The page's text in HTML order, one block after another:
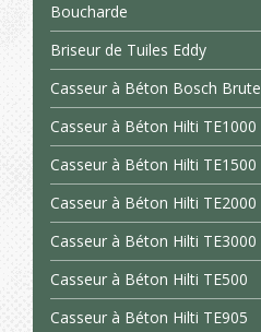
Boucharde
Briseur de Tuiles Eddy
Casseur à Béton Bosch Brute
Casseur à Béton Hilti TE1000
Casseur à Béton Hilti TE1500
Casseur à Béton Hilti TE2000
Casseur à Béton Hilti TE3000
Casseur à Béton Hilti TE500
Casseur à Béton Hilti TE905